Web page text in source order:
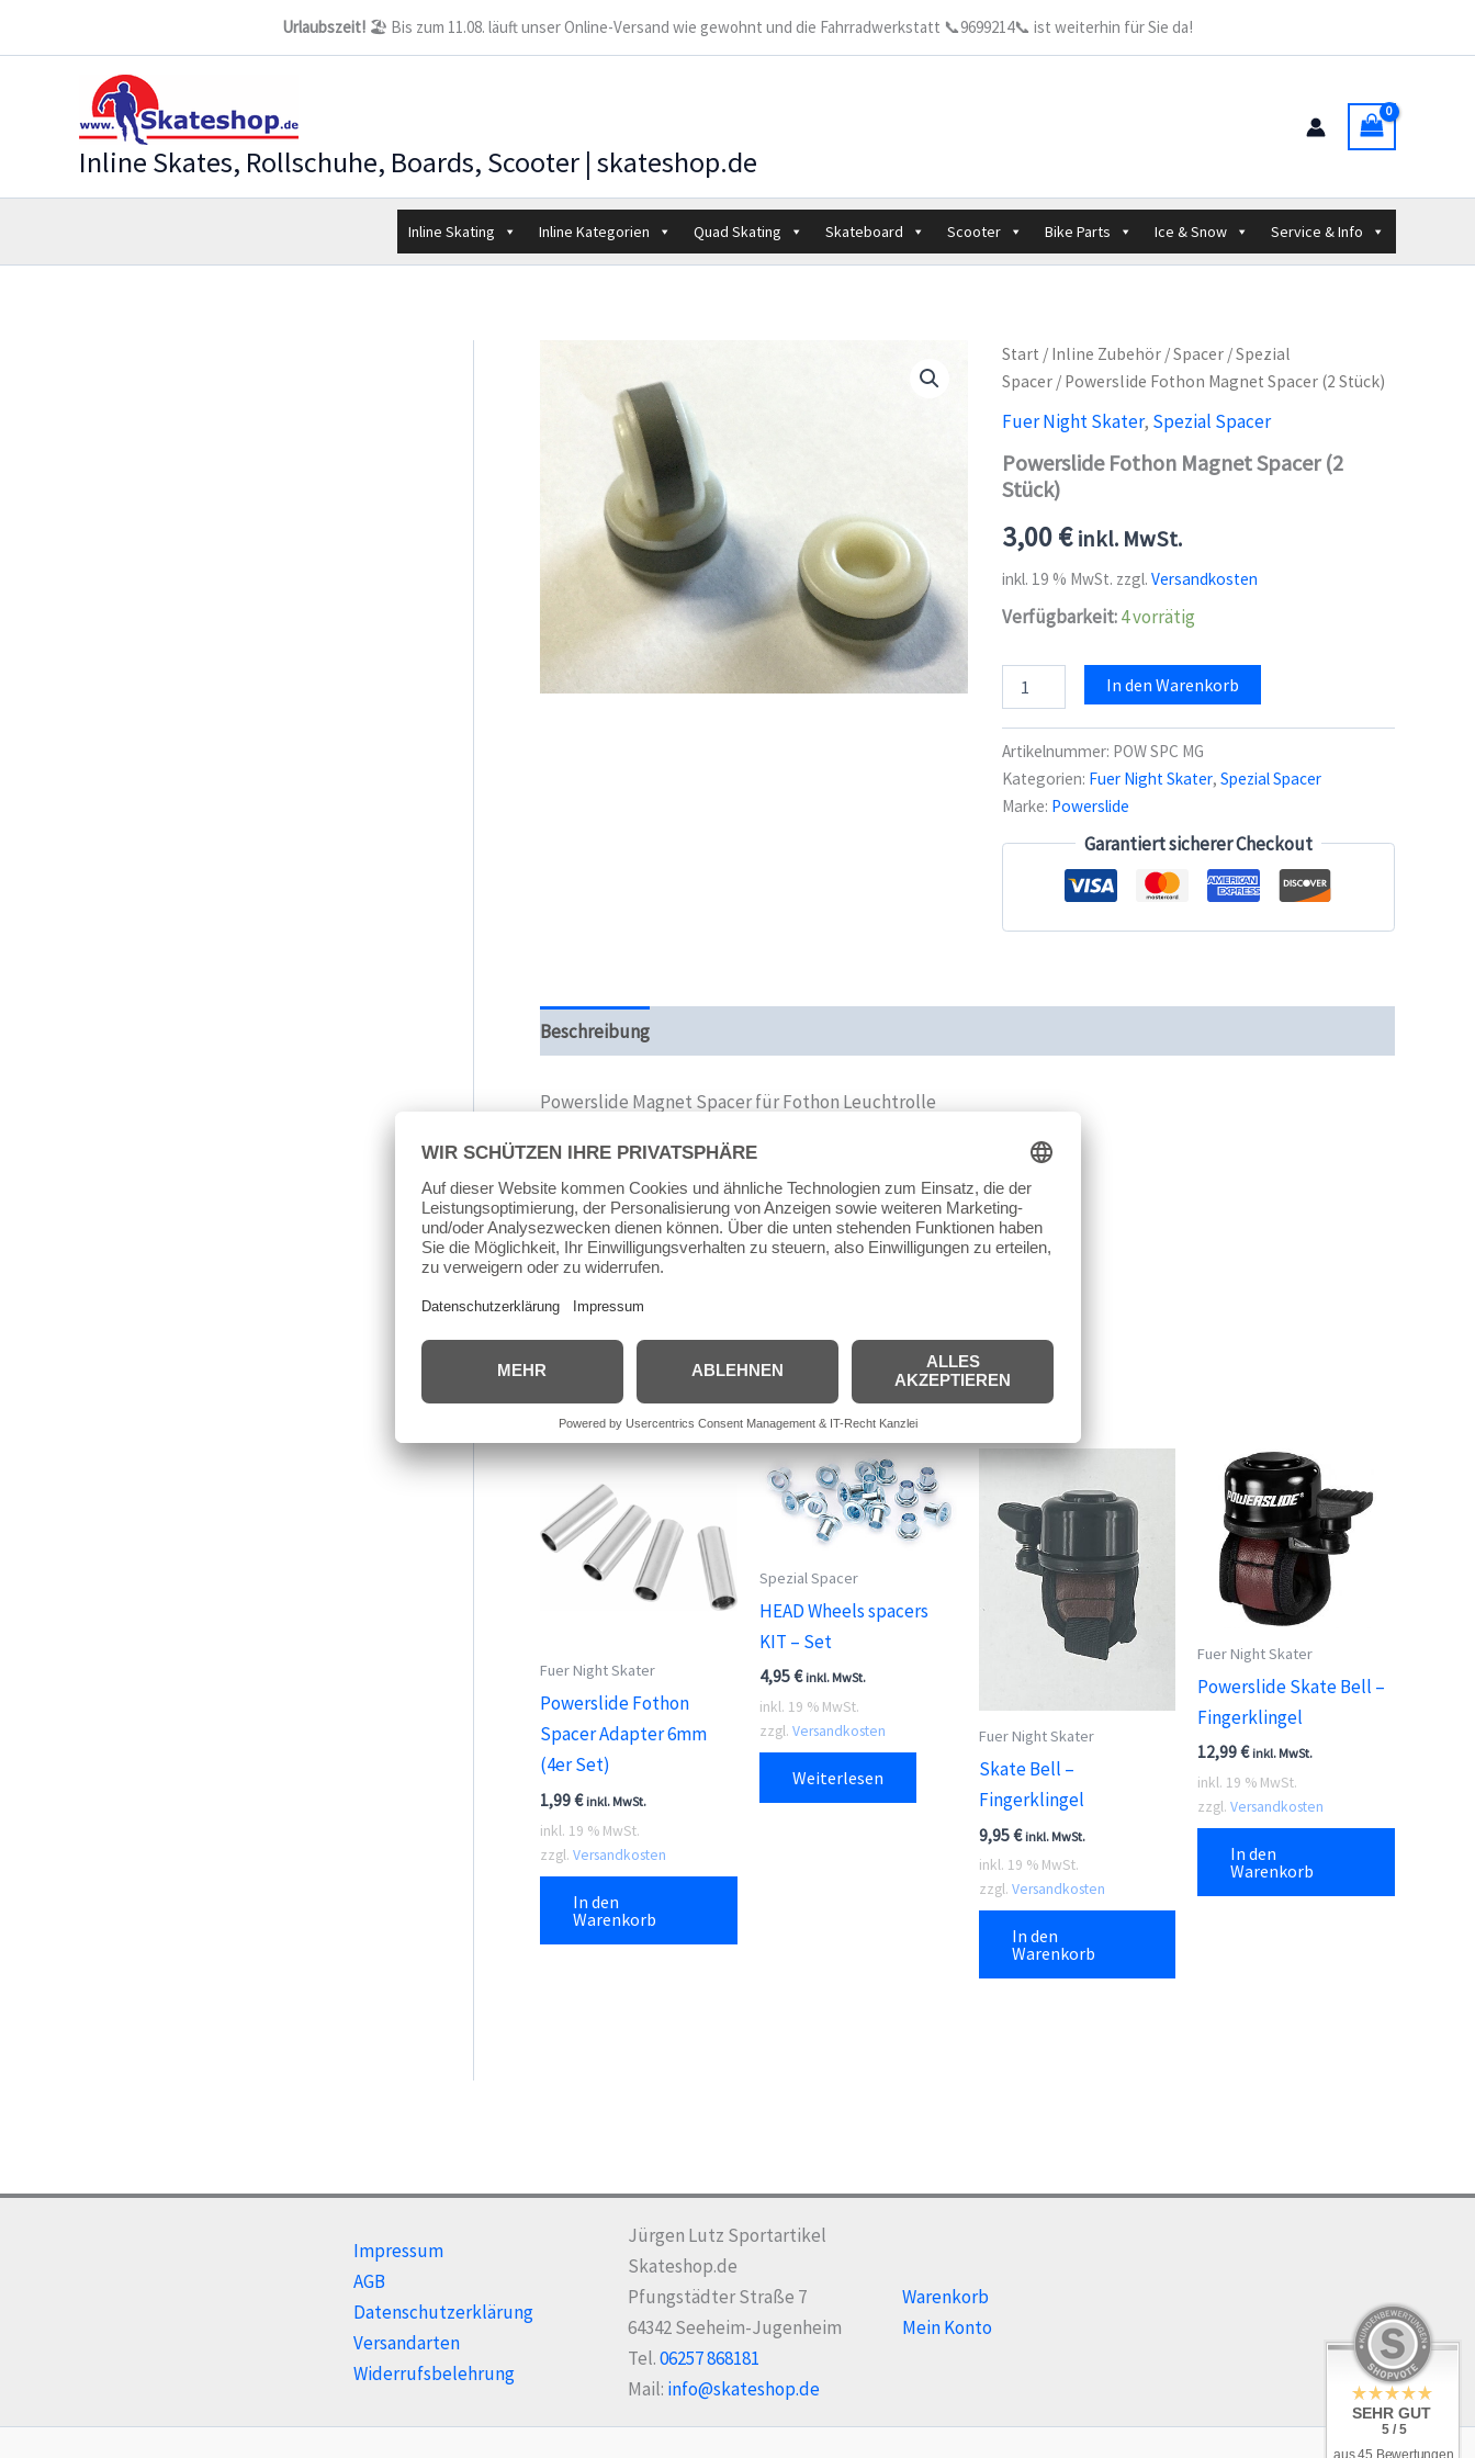
Urlaubszeit! 🏖️ Bis zum 11.08. läuft unser Online-Versand wie gewohnt und die Fahrradwerkstatt 📞9699214📞 ist weiterhin für Sie da!
Inline Skates, Rollschuhe, Boards, Scooter | skateshop.de
Inline Skating Inline Kategorien Quad Skating Skateboard Scooter Bike Parts Ice & Snow Service & Info
Start / Inline Zubehör/Spacer/Spezial
Spacer/ Powerslide Fothon Magnet Spacer (2 Stück)
Fuer Night Skater, Spezial Spacer
Powerslide Fothon Magnet Spacer (2
Stück)
3,00€ inkl. MwSt.
inkl. 19 % MwSt. zzgl. Versandkosten
Verfügbarkeit:4 vorrätig
Fothon
Spacer
(2
Stück)
Menge
In den Warenkorb
Artikelnummer: POW SPC MG
Kategorien: Fuer Night Skater, Spezial Spacer
Marke: Powerslide
Garantiert sicherer Checkout
Beschreibung
Powerslide Magnet Spacer für Fothon Leuchtrolle
(2 Stück)
Lochdurchmesser 8 mm
Ähnliche Produkte
Fuer Night Skater
Powerslide Fothon
Spacer Adapter 6mm
(4er Set)
1,99€ inkl. MwSt.
inkl. 19 % MwSt.
zzgl. Versandkosten
In den
Warenkorb
Spezial Spacer
HEAD Wheels spacers
KIT – Set
4,95€ inkl. MwSt.
inkl. 19 % MwSt.
zzgl. Versandkosten
Weiterlesen
Fuer Night Skater
Skate Bell –
Fingerklingel
9,95€ inkl. MwSt.
inkl. 19 % MwSt.
zzgl. Versandkosten
In den
Warenkorb
Fuer Night Skater
Powerslide Skate Bell –
Fingerklingel
12,99€ inkl. MwSt.
inkl. 19 % MwSt.
zzgl.Versandkosten
In den
Warenkorb
Impressum
AGB
Datenschutzerklärung
Versandarten
Widerrufsbelehrung
Jürgen Lutz Sportartikel
Skateshop.de
Pfungstädter Straße 7
64342 Seeheim-Jugenheim
Tel.06257 868181
Mail: info@skateshop.de
Warenkorb
Mein Konto
(2
Stück)
SEHR GUT
5 / 5
aus 45 Bewertungen